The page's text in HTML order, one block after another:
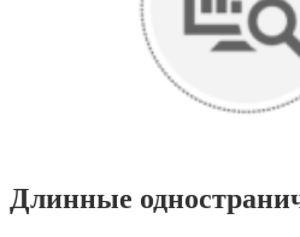
Длинные